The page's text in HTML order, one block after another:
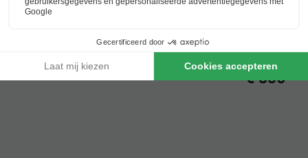
Spanje-Catalonië-Girona
€ 350